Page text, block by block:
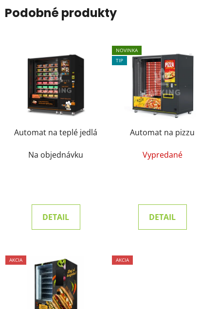
Podobné produkty
Automat na teplé jedlá
Na objednávku
DETAIL
NOVINKA
TIP
Automat na pizzu
Vypredané
DETAIL
AKCIA AKCIA